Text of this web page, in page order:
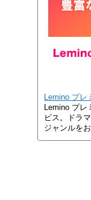
Lemino プレ
Lemino プ
ビス。ドラ
ジャンルを